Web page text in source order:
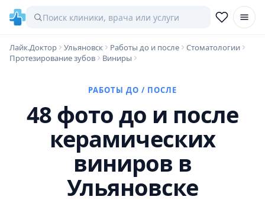
Лайк.Доктор Ульяновск Работы до и после
Стоматологии
Протезирование зубов
Виниры
РАБОТЫ ДО / ПОСЛЕ
48 фото до и после
керамических
виниров в
Ульяновске